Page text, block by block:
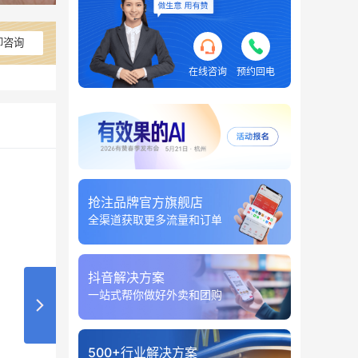
咨询
在线咨询 预约回电
抢注品牌官方旗舰店
全渠道获取更多流量和订单
抖音解决方案
一站式帮你做好外卖和团购
500+行业解决方案